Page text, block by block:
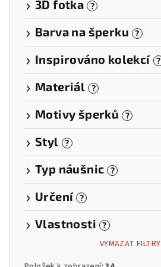
3D fotka ?
Barva na šperku ?
Inspirováno kolekcí ?
Materiál ?
Motivy šperků ?
Styl ?
Typ náušnic ?
Určení ?
Vlastnosti ?
VYMAZAT FILTRY